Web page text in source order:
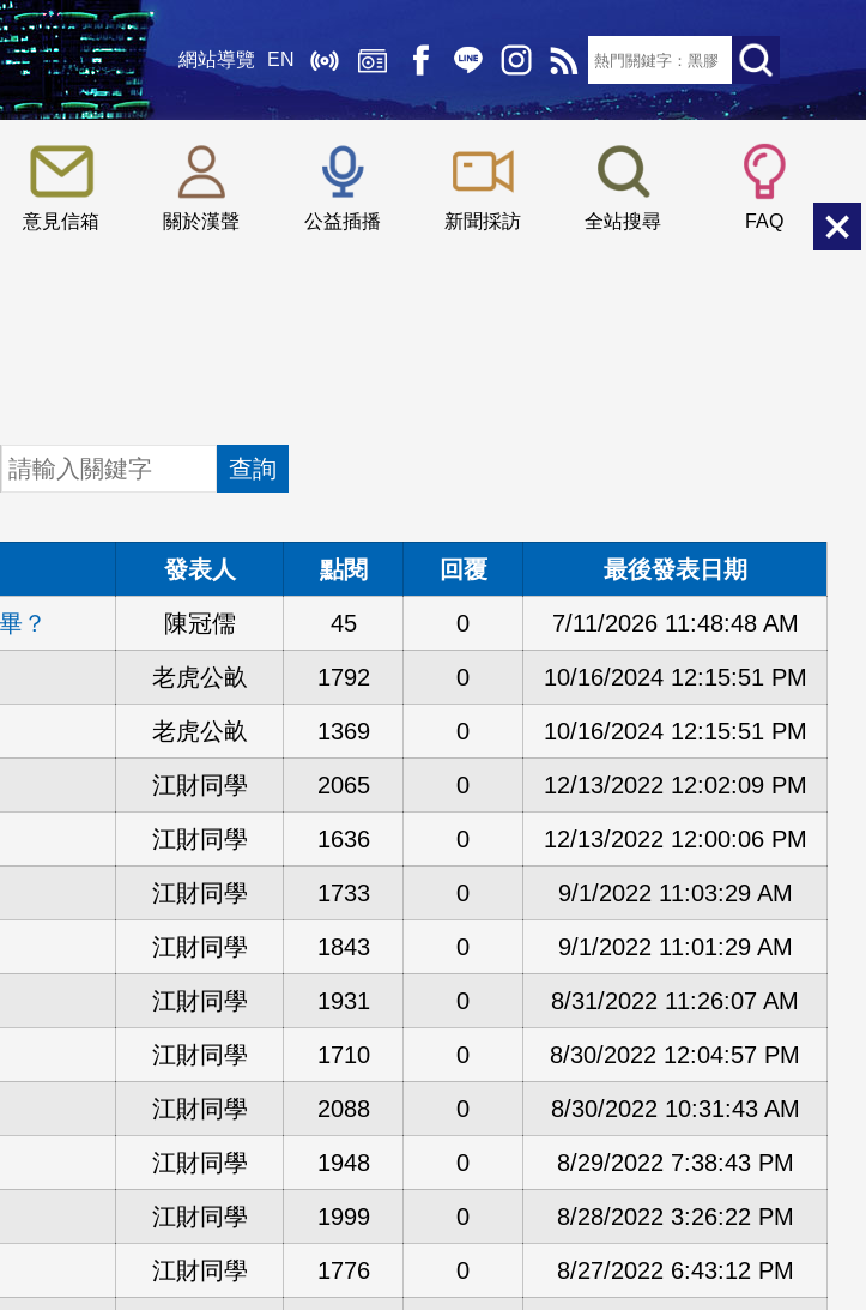
網站導覽 EN
意見信箱 關於漢聲 公益插播 新聞採訪 全站搜尋 FAQ
::: 小 中
查詢
發表人 點閱 回覆 最後發表日期
？ 陳冠儒 45 0 7/11/2026 11:48:48 AM
老虎公畝 1792 0 10/16/2024 12:15:51 PM
老虎公畝 1369 0 10/16/2024 12:15:51 PM
江財同學 2065 0 12/13/2022 12:02:09 PM
江財同學 1636 0 12/13/2022 12:00:06 PM
江財同學 1733 0 9/1/2022 11:03:29 AM
江財同學 1843 0 9/1/2022 11:01:29 AM
江財同學 1931 0 8/31/2022 11:26:07 AM
江財同學 1710 0 8/30/2022 12:04:57 PM
江財同學 2088 0 8/30/2022 10:31:43 AM
江財同學 1948 0 8/29/2022 7:38:43 PM
江財同學 1999 0 8/28/2022 3:26:22 PM
江財同學 1776 0 8/27/2022 6:43:12 PM